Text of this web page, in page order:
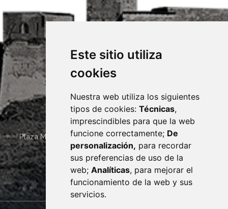
Este sitio utiliza
cookies
Nuestra web utiliza los siguientes
tipos de cookies: Técnicas,
imprescindibles para que la web
funcione correctamente; De
personalización, para recordar
sus preferencias de uso de la
web; Analíticas, para mejorar el
funcionamiento de la web y sus
servicios.
Plaza Mayor 4 22400 MONZÓN - ARAGÓN (ESPAÑA)
· (34) 974 400 700 ·
sac@monzon.es
monzon.es